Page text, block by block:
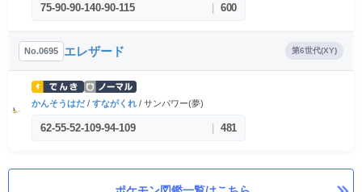
75-90-90-140-90-115 600
No.0695 エレザード 第6世代(XY)
かんそうはだ / すながくれ / サンパワー(夢)
62-55-52-109-94-109 481